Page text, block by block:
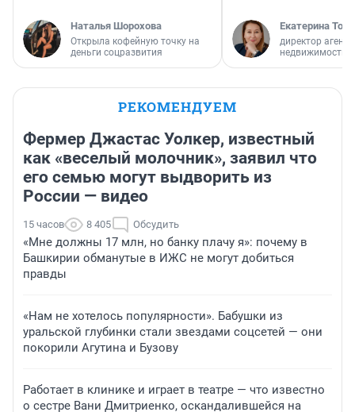
Наталья Шорохова
Открыла кофейную точку на
деньги соцразвития
Екатерина
директор
недвижимости
РЕКОМЕНДУЕМ
Фермер Джастас Уолкер, известный
как «веселый молочник», заявил что
его семью могут выдворить из
России — видео
15 часов 8 405 Обсудить
«Мне должны 17 млн, но банку плачу я»: почему в
Башкирии обманутые в ИЖС не могут добиться
правды
«Нам не хотелось популярности». Бабушки из
уральской глубинки стали звездами соцсетей — они
покорили Агутина и Бузову
Работает в клинике и играет в театре — что известно
о сестре Вани Дмитриенко, оскандалившейся на